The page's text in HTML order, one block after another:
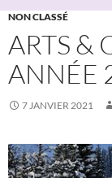
NON CLASSÉ
ARTS &
ANNÉE
7 JANVIER 2021